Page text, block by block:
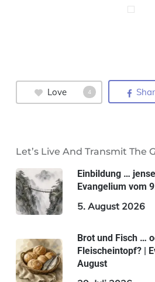
Love 4
Let’s Live And Transmit The
Einbildung …
Evangelium vom
5. August 2026
Brot und Fisch …
Fleischeintopf? |
August